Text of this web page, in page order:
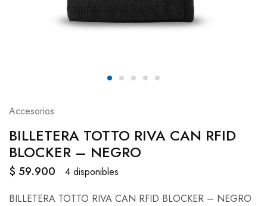
Accesorios
BILLETERA TOTTO RIVA CAN RFID
BLOCKER – NEGRO
$ 59.900
4 disponibles
BILLETERA TOTTO RIVA CAN RFID BLOCKER – NEGRO